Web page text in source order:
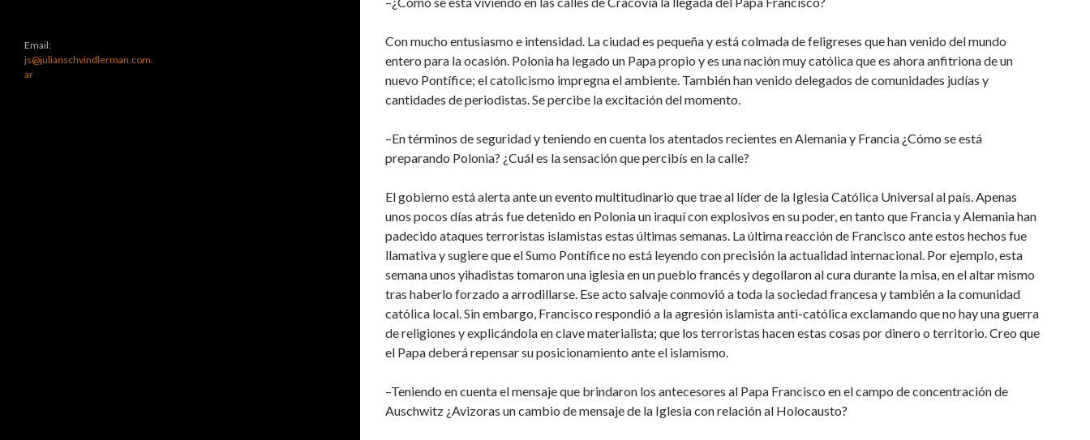
Con mucho entusiasmo e intensidad. La ciudad es pequeña y está colmada de feligreses que han venido del mundo
entero para la ocasión. Polonia ha legado un Papa propio y es una nación muy católica que es ahora anfitriona de un
nuevo Pontífice; el catolicismo impregna el ambiente. También han venido delegados de comunidades judías y
cantidades de periodistas. Se percibe la excitación del momento.
–En términos de seguridad y teniendo en cuenta los atentados recientes en Alemania y Francia ¿Cómo se está
preparando Polonia? ¿Cuál es la sensación que percibís en la calle?
El gobierno está alerta ante un evento multitudinario que trae al líder de la Iglesia Católica Universal al país. Apenas
unos pocos días atrás fue detenido en Polonia un iraquí con explosivos en su poder, en tanto que Francia y Alemania han
padecido ataques terroristas islamistas estas últimas semanas. La última reacción de Francisco ante estos hechos fue
llamativa y sugiere que el Sumo Pontífice no está leyendo con precisión la actualidad internacional. Por ejemplo, esta
semana unos yihadistas tomaron una iglesia en un pueblo francés y degollaron al cura durante la misa, en el altar mismo
tras haberlo forzado a arrodillarse. Ese acto salvaje conmovió a toda la sociedad francesa y también a la comunidad
católica local. Sin embargo, Francisco respondió a la agresión islamista anti-católica exclamando que no hay una guerra
de religiones y explicándola en clave materialista; que los terroristas hacen estas cosas por dinero o territorio. Creo que
el Papa deberá repensar su posicionamiento ante el islamismo.
–Teniendo en cuenta el mensaje que brindaron los antecesores al Papa Francisco en el campo de concentración de
Auschwitz ¿Avizoras un cambio de mensaje de la Iglesia con relación al Holocausto?
Email:
js@julianschvindlerman.com.
ar